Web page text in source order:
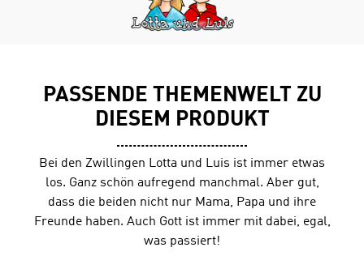
Leseförderung von Klasse 1 bis 10. Die Schüler lesen ein
Buch und können dann unter www.antolin.de
PASSENDE THEMENWELT ZU
DIESEM PRODUKT
Bei den Zwillingen Lotta und Luis ist immer etwas
los. Ganz schön aufregend manchmal. Aber gut,
dass die beiden nicht nur Mama, Papa und ihre
Freunde haben. Auch Gott ist immer mit dabei, egal,
was passiert!